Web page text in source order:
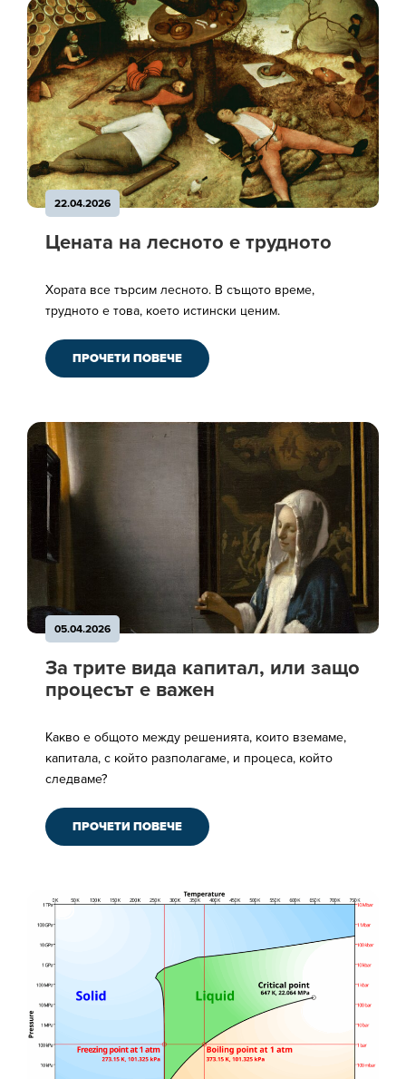
22.04.2026
Цената на лесното е трудното
Хората все търсим лесното. В същото време,
трудното е това, което истински ценим.
ПРОЧЕТИ ПОВЕЧЕ
05.04.2026
За трите вида капитал, или защо
процесът е важен
Какво е общото между решенията, които вземаме,
капитала, с който разполагаме, и процеса, който
следваме?
ПРОЧЕТИ ПОВЕЧЕ